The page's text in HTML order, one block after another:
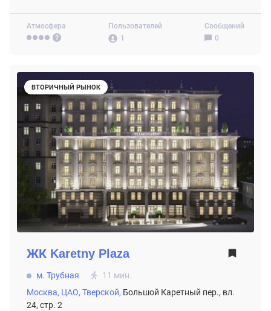
Атмосфера
Пользователей
1
Сообщений
0
ВТОРИЧНЫЙ РЫНОК
ЖК Karetny Plaza
м. Трубная
11 мин.
Москва, ЦАО, Тверской, Большой Каретный пер., вл.
24, стр. 2